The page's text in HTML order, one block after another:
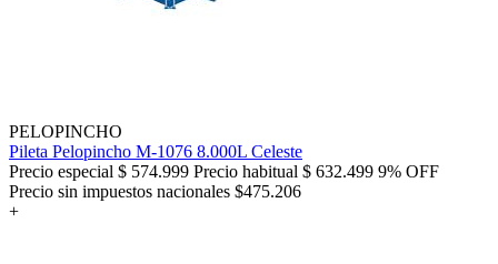
PELOPINCHO
Pileta Pelopincho M-1076 8.000L Celeste
Precio especial $ 574.999 Precio habitual $ 632.499 9% OFF
Precio sin impuestos nacionales $475.206
+